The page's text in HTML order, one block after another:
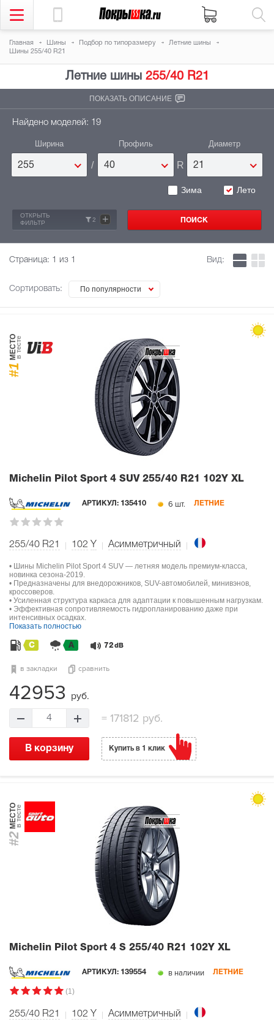
Главная Шины Подбор по типоразмеру
Летние шины
Шины 255/40 R21
Летние шины 255/40 R21
ПОКАЗАТЬ ОПИСАНИЕ
Найдено моделей: 19
Ширина
255 /
Профиль
40 R
Диаметр
21
Зима Лето
ОТКРЫТЬ
ФИЛЬТР
2 +
Страница: 1 из 1
Сортировать: По популярности
Вид:
#1
МЕСТОв тесте
Michelin Pilot Sport 4 SUV 255/40 R21 102Y XL
АРТИКУЛ: 135410 6 шт. ЛЕТНИЕ
255/40 R21 102 Y Асимметричный
• Шины Michelin Pilot Sport 4 SUV — летняя модель премиум-класса,
новинка сезона-2019.
• Предназначены для внедорожников, SUV-автомобилей, минивэнов,
кроссоверов.
• Усиленная структура каркаса для адаптации к повышенным нагрузкам.
• Эффективная сопротивляемость гидропланированию даже при
интенсивных осадках.
Показать полностью
C A 72 dB
в закладки сравнить
42953 руб.
4 =171812 руб.
В корзину Купить в 1 клик
#2
МЕСТОв тесте
Michelin Pilot Sport 4 S 255/40 R21 102Y XL
АРТИКУЛ: 139554 в наличии ЛЕТНИЕ
(1)
255/40 R21 102 Y Асимметричный